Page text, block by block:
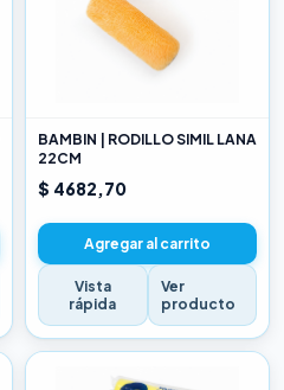
BAMBIN | RODILLO SIMIL LANA
22CM
$ 4682,70
Agregar al carrito
Vista
rápida
Ver
producto